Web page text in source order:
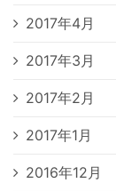
2017年4月
2017年3月
2017年2月
2017年1月
2016年12月